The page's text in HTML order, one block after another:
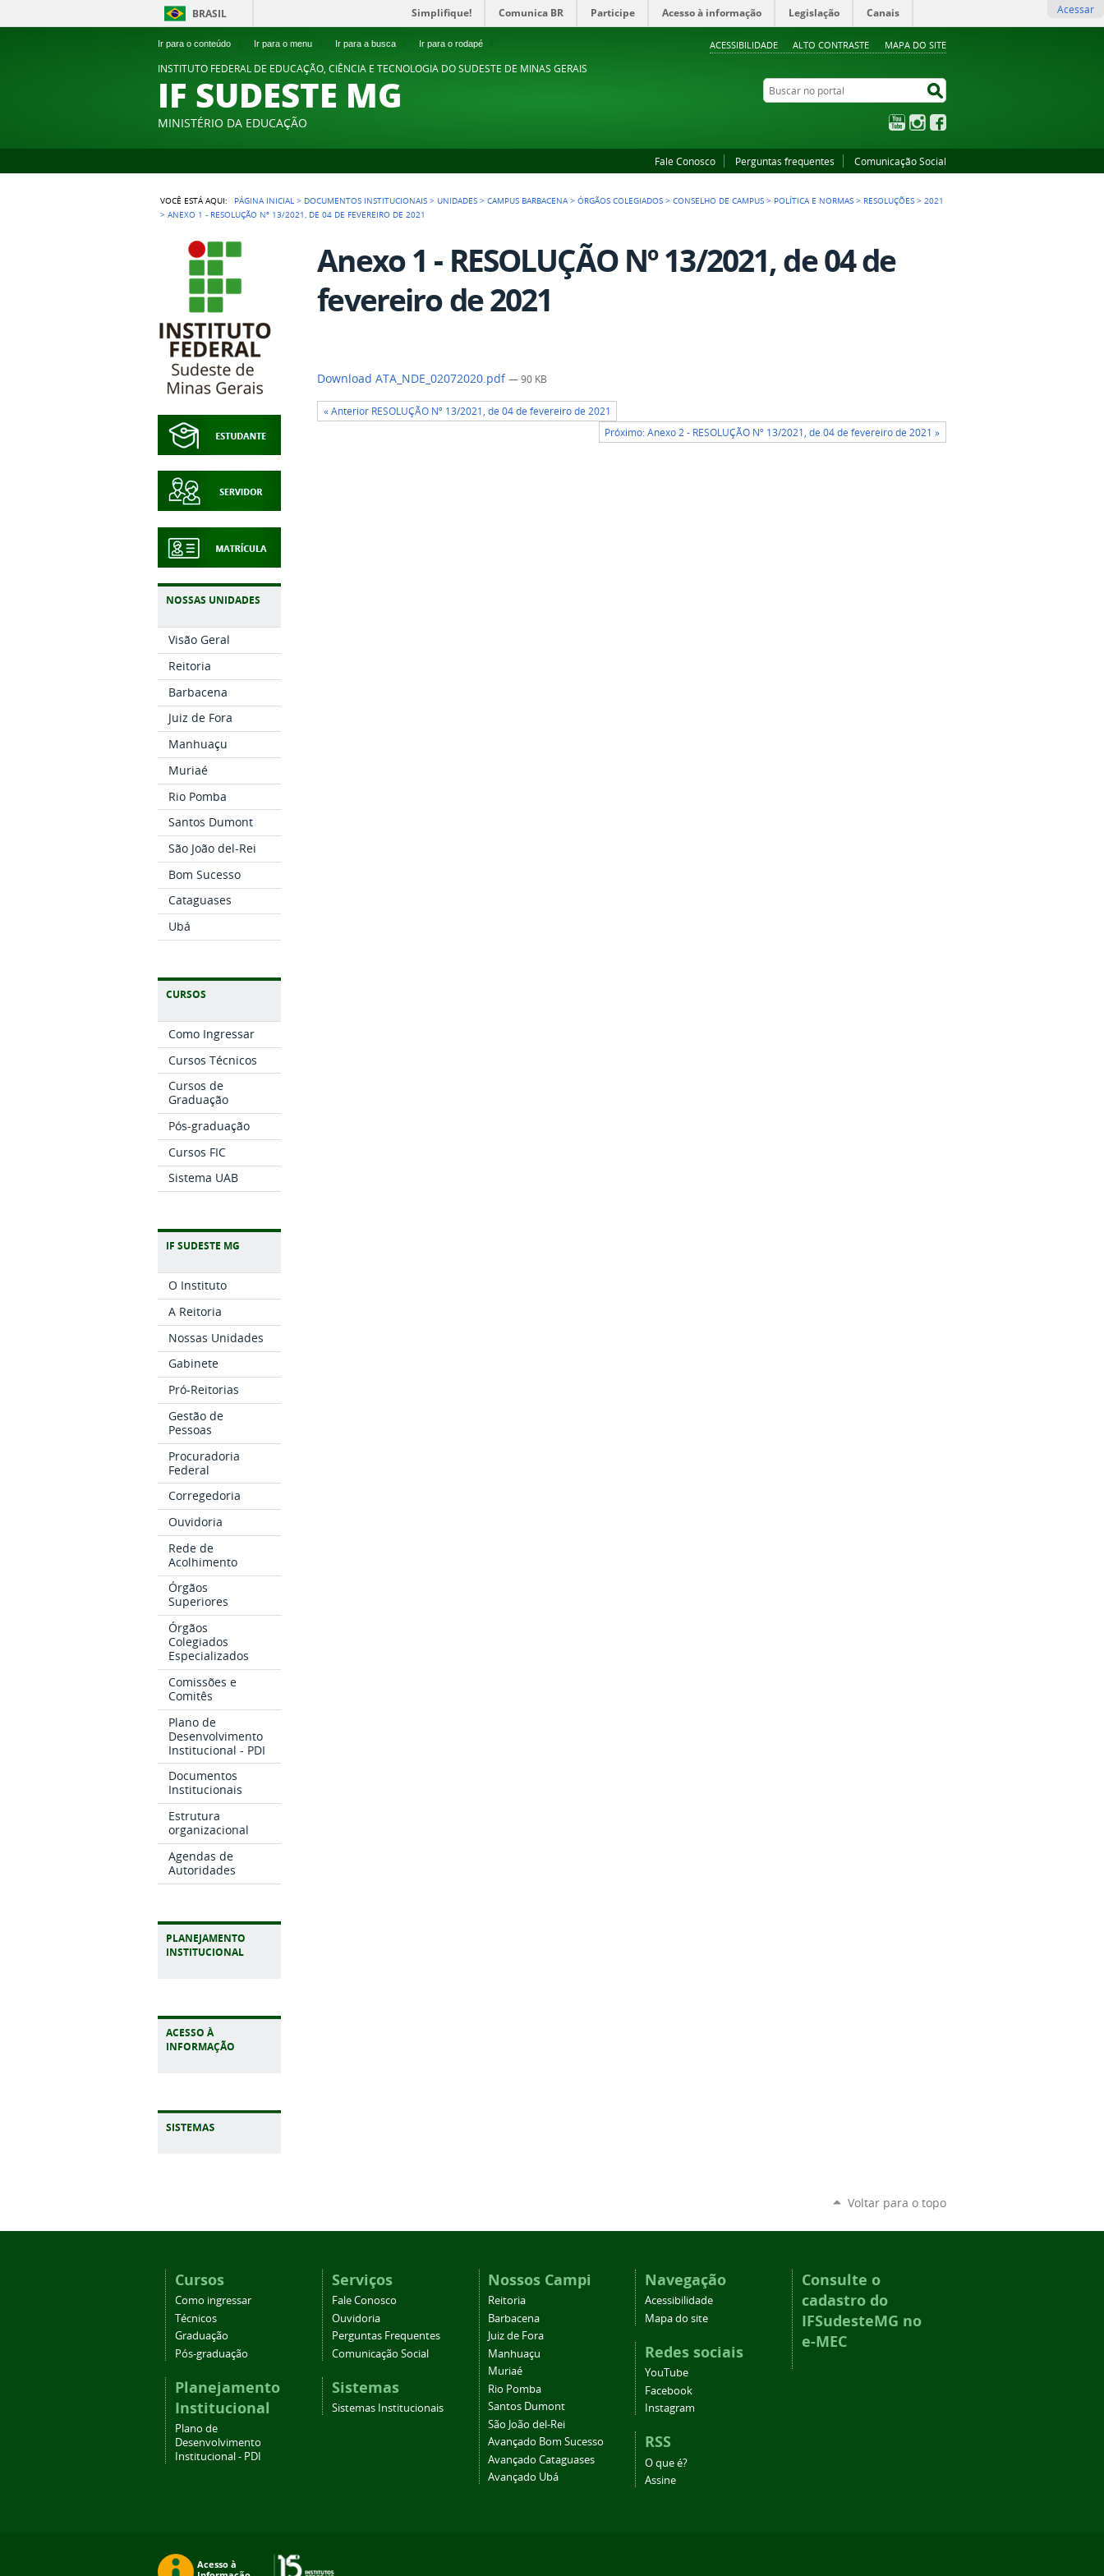
Ir para o conteúdo Ir para o menu Ir para a busca 3 Ir para o rodapé 4 ACESSIBILIDADE ALTO CONTRASTE MAPA DO SITE
BRASIL Simplifique! Comunica BR Participe Acesso à informação Legislação Canais Acessar
INSTITUTO FEDERAL DE EDUCAÇÃO, CIÊNCIA E TECNOLOGIA DO SUDESTE DE MINAS GERAIS
IF SUDESTE MG
MINISTÉRIO DA EDUCAÇÃO
Buscar no portal
YouTubeInstagram
Fale Conosco Perguntas frequentes Comunicação Social
VOCÊ ESTÁ AQUI: PÁGINA INICIAL > DOCUMENTOS INSTITUCIONAIS > UNIDADES >CAMPUS BARBACENA >ÓRGÃOS COLEGIADOS >CONSELHO DE CAMPUS > POLÍTICA E NORMAS > RESOLUÇÕES >2021
>ANEXO 1 - RESOLUÇÃO Nº 13/2021, DE 04 DE FEVEREIRO DE 2021
NOSSAS UNIDADES
Visão Geral
Reitoria
Barbacena
Juiz de Fora
Manhuaçu
Muriaé
Rio Pomba
Santos Dumont
São João del-Rei
Bom Sucesso
Cataguases
Ubá
CURSOS
Como Ingressar
Cursos Técnicos
Cursos de
Graduação
Pós-graduação
Cursos FIC
Sistema UAB
IF SUDESTE MG
O Instituto
A Reitoria
Nossas Unidades
Gabinete
Pró-Reitorias
Gestão de
Pessoas
Procuradoria
Federal
Corregedoria
Ouvidoria
Rede de
Acolhimento
Órgãos
Superiores
Órgãos
Colegiados
Especializados
Comissões e
Comitês
Plano de
Desenvolvimento
Institucional - PDI
Documentos
Institucionais
Estrutura
organizacional
Agendas de
Autoridades
PLANEJAMENTO
INSTITUCIONAL
ACESSO À
INFORMAÇÃO
Anexo 1 - RESOLUÇÃO Nº 13/2021, de 04 de
fevereiro de 2021
Download ATA_NDE_02072020.pdf— 90 KB
« Anterior RESOLUÇÃO Nº 13/2021, de 04 de fevereiro de 2021
Próximo: Anexo 2 - RESOLUÇÃO Nº 13/2021, de 04 de fevereiro de 2021 »
Voltar para o topo
Cursos
Como ingressar
Técnicos
Graduação
Pós-graduação
Planejamento
Institucional
Plano de
Desenvolvimento
Institucional - PDI
Serviços
Fale Conosco
Ouvidoria
Perguntas Frequentes
Comunicação Social
Sistemas
Sistemas Institucionais
Nossos Campi
Reitoria
Barbacena
Juiz de Fora
Manhuaçu
Muriaé
Rio Pomba
Santos Dumont
São João del-Rei
Avançado Bom Sucesso
Avançado Cataguases
Avançado Ubá
Navegação
Acessibilidade
Mapa do site
Redes sociais
YouTube
Facebook
Instagram
RSS
O que é?
Assine
Consulte o
cadastro do
IFSudesteMG no
e-MEC